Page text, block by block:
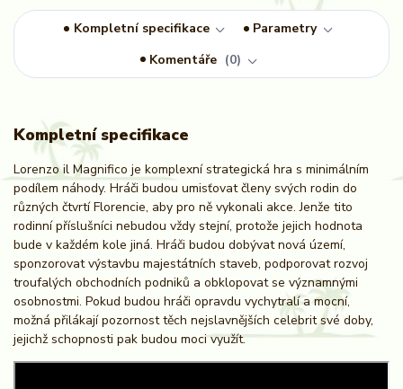
Kompletní specifikace
Parametry
Komentáře
0
Kompletní specifikace
Lorenzo il Magnifico je komplexní strategická hra s minimálním
podílem náhody. Hráči budou umisťovat členy svých rodin do
různých čtvrtí Florencie, aby pro ně vykonali akce. Jenže tito
rodinní příslušníci nebudou vždy stejní, protože jejich hodnota
bude v každém kole jiná. Hráči budou dobývat nová území,
sponzorovat výstavbu majestátních staveb, podporovat rozvoj
troufalých obchodních podniků a obklopovat se významnými
osobnostmi. Pokud budou hráči opravdu vychytralí a mocní,
možná přilákají pozornost těch nejslavnějších celebrit své doby,
jejichž schopnosti pak budou moci využít.